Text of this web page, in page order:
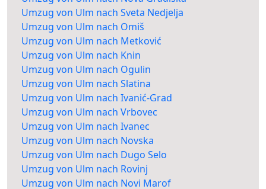
Umzug von Ulm nach Sveta Nedjelja
Umzug von Ulm nach Omiš
Umzug von Ulm nach Metković
Umzug von Ulm nach Knin
Umzug von Ulm nach Ogulin
Umzug von Ulm nach Slatina
Umzug von Ulm nach Ivanić-Grad
Umzug von Ulm nach Vrbovec
Umzug von Ulm nach Ivanec
Umzug von Ulm nach Novska
Umzug von Ulm nach Dugo Selo
Umzug von Ulm nach Rovinj
Umzug von Ulm nach Novi Marof